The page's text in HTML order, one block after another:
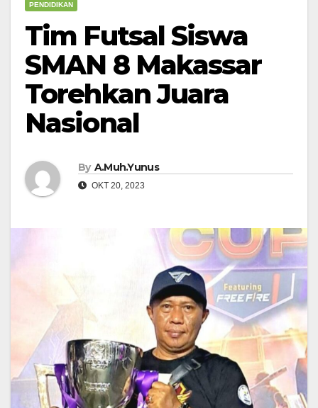
PENDIDIKAN
Tim Futsal Siswa
SMAN 8 Makassar
Torehkan Juara
Nasional
By A.Muh.Yunus
OKT 20, 2023